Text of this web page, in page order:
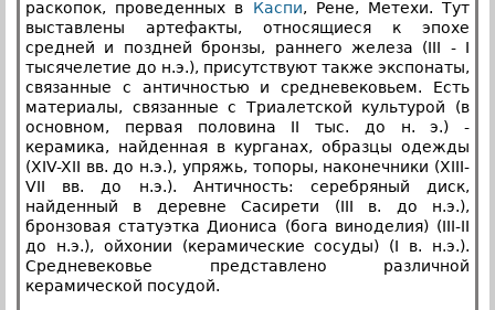
раскопок, проведенных в Каспи, Рене, Метехи. Тут
выставлены артефакты, относящиеся к эпохе
средней и поздней бронзы, раннего железа (III - I
тысячелетие до н.э.), присутствуют также экспонаты,
связанные с античностью и средневековьем. Есть
материалы, связанные с Триалетской культурой (в
основном, первая половина II тыс. до н. э.) -
керамика, найденная в курганах, образцы одежды
(XIV-XII вв. до н.э.), упряжь, топоры, наконечники (XIII-
VII вв. до н.э.). Античность: серебряный диск,
найденный в деревне Сасирети (III в. до н.э.),
бронзовая статуэтка Диониса (бога виноделия) (III-II
до н.э.), ойхонии (керамические сосуды) (I в. н.э.).
Средневековье представлено различной
керамической посудой.